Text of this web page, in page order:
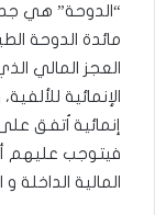
“الدوحة” هي جد
مائدة الدوحة
العجز المالي
الإنمائية
فيتوجب عليهم أن
المالية الداخلة